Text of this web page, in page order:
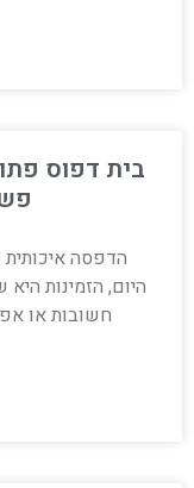
בית דפוס
הדפסה
היום, הזמינות
חשובות או